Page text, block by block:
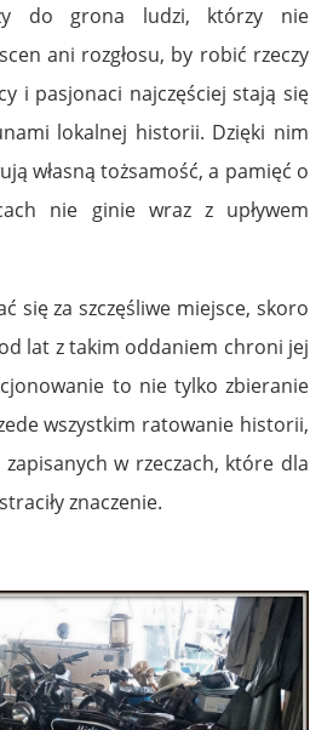
do grona ludzi, którzy nie
ani rozgłosu, by robić rzeczy
i pasjonaci najczęściej stają się
lokalnej historii. Dzięki nim
własną tożsamość, a pamięć o
nie ginie wraz z upływem
się za szczęśliwe miejsce, skoro
lat z takim oddaniem chroni jej
to nie tylko zbieranie
wszystkim ratowanie historii,
w rzeczach, które dla
znaczenie.